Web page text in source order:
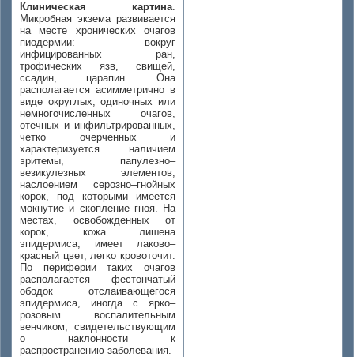
Клиническая картина.
Микробная экзема развивается
на месте хронических очагов
пиодермии: вокруг
инфицированных ран,
трофических язв, свищей,
ссадин, царапин. Она
располагается асимметрично в
виде округлых, одиночных или
немногочисленных очагов,
отечных и инфильтрированных,
четко очерченных и
характеризуется наличием
эритемы, папулезно–
везикулезных элементов,
наслоением серозно–гнойных
корок, под которыми имеется
мокнутие и скопление гноя. На
местах, освобожденных от
корок, кожа лишена
эпидермиса, имеет лаково–
красный цвет, легко кровоточит.
По периферии таких очагов
располагается фестончатый
ободок отслаивающегося
эпидермиса, иногда с ярко–
розовым воспалительным
венчиком, свидетельствующим
о наклонности к
распространению заболевания.